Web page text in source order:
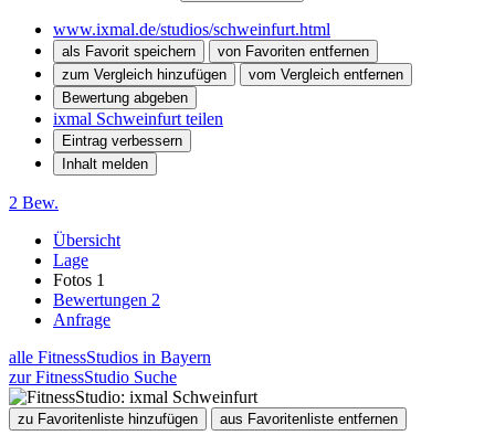
www.ixmal.de/studios/schweinfurt.html
als Favorit speichern
von Favoriten entfernen
zum Vergleich hinzufügen
vom Vergleich entfernen
Bewertung abgeben
ixmal Schweinfurt teilen
Eintrag verbessern
Inhalt melden
2 Bew.
Übersicht
Lage
Fotos 1
Bewertungen 2
Anfrage
alle FitnessStudios in Bayern
zur FitnessStudio Suche
zu Favoritenliste hinzufügen aus Favoritenliste entfernen